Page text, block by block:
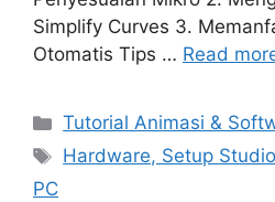
Simplify Curves 3.
Otomatis Tips … Read
Categories
Tutorial Animasi &
Tags
Hardware, Setup
PC